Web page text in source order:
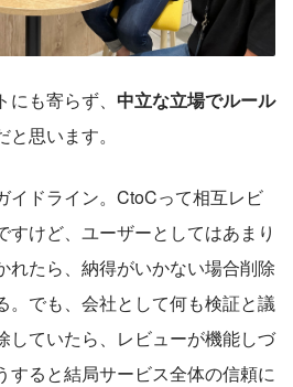
も寄らず、 中立な立場でルール
思います。
イドライン。CtoCって相互レビ
すけど、ユーザーとしてはあまり
れたら、納得がいかない場合削除
。でも、会社として何も検証と議
していたら、レビューが機能しづ
すると結局サービス全体の信頼に